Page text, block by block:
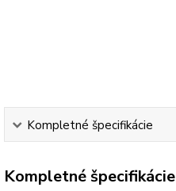
Kompletné špecifikácie
Kompletné špecifikácie